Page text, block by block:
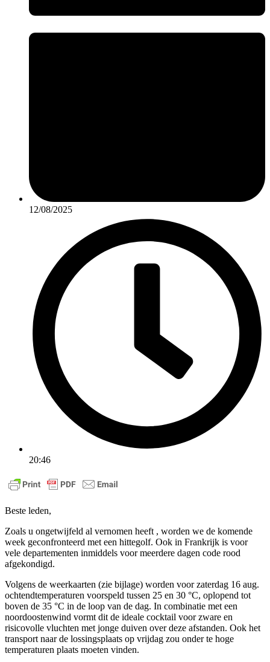
12/08/2025
20:46
Beste leden,
Zoals u ongetwijfeld al vernomen heeft , worden we de komende
week geconfronteerd met een hittegolf. Ook in Frankrijk is voor
vele departementen inmiddels voor meerdere dagen code rood
afgekondigd.
Volgens de weerkaarten (zie bijlage) worden voor zaterdag 16 aug.
ochtendtemperaturen voorspeld tussen 25 en 30 °C, oplopend tot
boven de 35 °C in de loop van de dag. In combinatie met een
noordoostenwind vormt dit de ideale cocktail voor zware en
risicovolle vluchten met jonge duiven over deze afstanden. Ook het
transport naar de lossingsplaats op vrijdag zou onder te hoge
temperaturen plaats moeten vinden.